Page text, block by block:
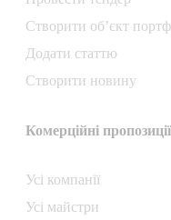
Створити об’єкт
Додати статтю
Створити новину
Комерційні пропозиції
Усі компанії
Усі майстри